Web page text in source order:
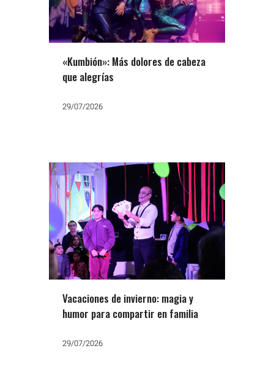
«Kumbión»: Más dolores de cabeza
que alegrías
29/07/2026
Vacaciones de invierno: magia y
humor para compartir en familia
29/07/2026